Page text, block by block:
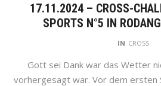
17.11.2024 – CROSS-
SPORTS N°5 IN
IN CROSS
Gott sei Dank war das Wetter
vorhergesagt war. Vor dem ersten